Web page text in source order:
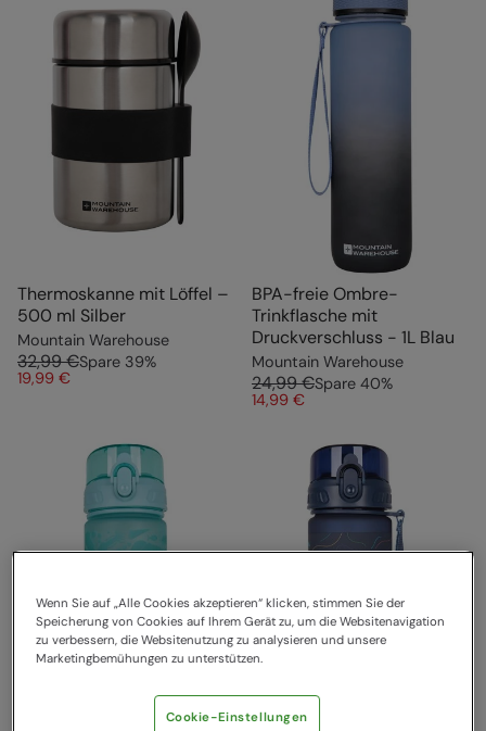
Thermoskanne mit Löffel –
500 ml Silber
Mountain Warehouse
32,99 €Spare 39%
19,99 €
BPA-freie Ombre-
Trinkflasche mit
Druckverschluss - 1L Blau
Mountain Warehouse
24,99 €Spare 40%
14,99 €
Wenn Sie auf „Alle Cookies akzeptieren“ klicken, stimmen Sie der
Speicherung von Cookies auf Ihrem Gerät zu, um die Websitenavigation
zu verbessern, die Websitenutzung zu analysieren und unsere
Marketingbemühungen zu unterstützen.
Cookie-Einstellungen